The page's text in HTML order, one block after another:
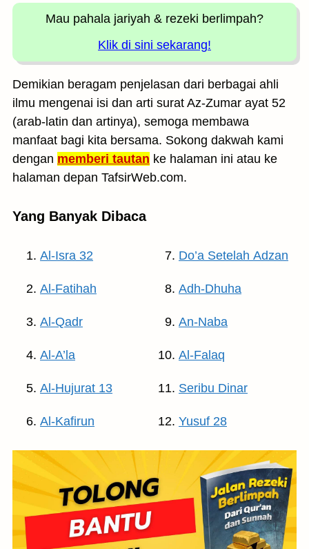
Mau pahala jariyah & rezeki berlimpah?
Klik di sini sekarang!
Demikian beragam penjelasan dari berbagai ahli
ilmu mengenai isi dan arti surat Az-Zumar ayat 52
(arab-latin dan artinya), semoga membawa
manfaat bagi kita bersama. Sokong dakwah kami
dengan memberi tautan ke halaman ini atau ke
halaman depan TafsirWeb.com.
Yang Banyak Dibaca
Al-Isra 32
Al-Fatihah
Al-Qadr
Al-A’la
Al-Hujurat 13
Al-Kafirun
Do’a Setelah Adzan
Adh-Dhuha
An-Naba
Al-Falaq
Seribu Dinar
Yusuf 28